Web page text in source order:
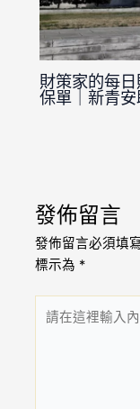
財策家的每
保單｜新青
發佈留言
發佈留言必須填
標示為 *
在